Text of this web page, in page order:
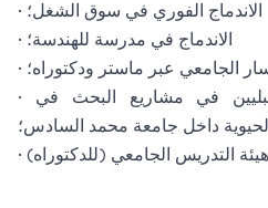
• الاندماج الفوري في سوق الشغل؛
• الاندماج في مدرسة للهندسة؛
الجامعي عبر ماستر ودكتوراه؛
• المشاركة للدكتوراه المستقبليين في مشاريع البحث في
الحيوية داخل جامعة محمد السادس؛